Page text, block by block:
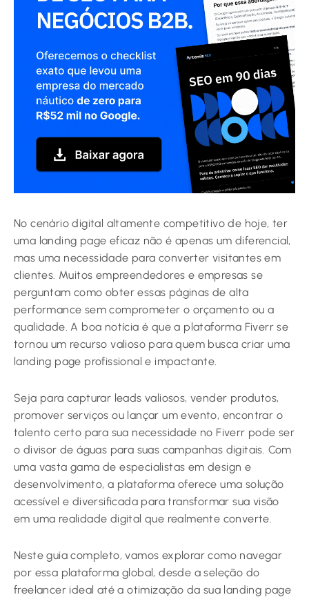
No cenário digital altamente competitivo de hoje, ter
uma landing page eficaz não é apenas um diferencial,
mas uma necessidade para converter visitantes em
clientes. Muitos empreendedores e empresas se
perguntam como obter essas páginas de alta
performance sem comprometer o orçamento ou a
qualidade. A boa notícia é que a plataforma Fiverr se
tornou um recurso valioso para quem busca criar uma
landing page profissional e impactante.
Seja para capturar leads valiosos, vender produtos,
promover serviços ou lançar um evento, encontrar o
talento certo para sua necessidade no Fiverr pode ser
o divisor de águas para suas campanhas digitais. Com
uma vasta gama de especialistas em design e
desenvolvimento, a plataforma oferece uma solução
acessível e diversificada para transformar sua visão
em uma realidade digital que realmente converte.
Neste guia completo, vamos explorar como navegar
por essa plataforma global, desde a seleção do
freelancer ideal até a otimização da sua landing page